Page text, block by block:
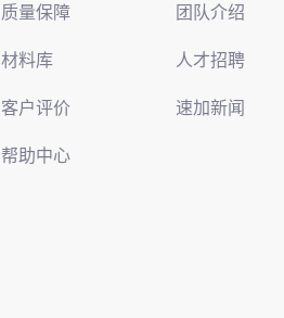
质量保障
材料库
客户评价
帮助中心
团队介绍
人才招聘
速加新闻